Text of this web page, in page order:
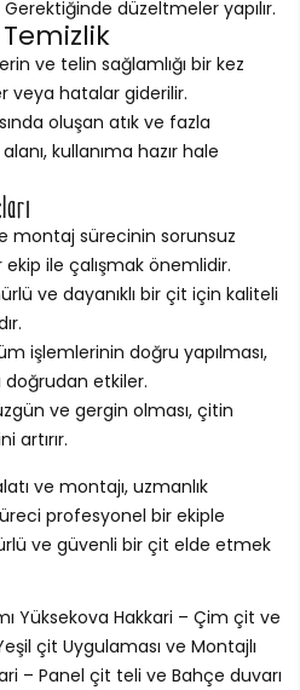
düzeltmeler yapılır.
ve telin sağlamlığı bir kez
veya hatalar giderilir.
oluşan atık ve fazla
kullanıma hazır hale
montaj sürecinin sorunsuz
ile çalışmak önemlidir.
ve dayanıklı bir çit için kaliteli
işlemlerinin doğru yapılması,
doğrudan etkiler.
ve gergin olması, çitin
artırır.
ve montajı, uzmanlık
profesyonel bir ekiple
ve güvenli bir çit elde etmek
Yüksekova Hakkari – Çim çit ve
çit Uygulaması ve Montajlı
– Panel çit teli ve Bahçe duvarı